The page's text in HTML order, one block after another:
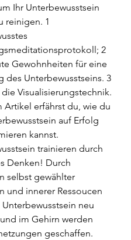
Ihr Unterbewusstsein
reinigen. 1
2
Gewohnheiten für eine
des Unterbewusstseins. 3
Visualisierungstechnik.
Artikel erfährst du, wie du
auf Erfolg
kannst.
trainieren durch
Denken! Durch
selbst gewählter
und innerer Ressoucen
neu
im Gehirn werden
geschaffen.